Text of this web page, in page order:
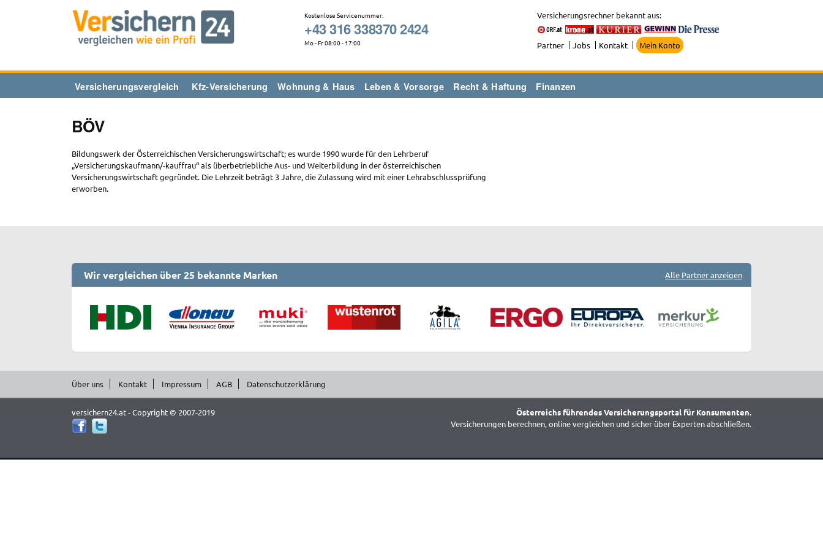
Kostenlose Servicenummer:
+43 316 338370 2424
Mo - Fr 08:00 - 17:00
Versicherungsrechner bekannt aus:
Partner Jobs Kontakt Mein Konto
Versicherungsvergleich Kfz-Versicherung Wohnung & Haus Leben & Vorsorge Recht & Haftung Finanzen
BÖV
Bildungswerk der Österreichischen Versicherungswirtschaft; es wurde 1990 wurde für den Lehrberuf
„Versicherungskaufmann/-kauffrau“ als überbetriebliche Aus- und Weiterbildung in der österreichischen
Versicherungswirtschaft gegründet. Die Lehrzeit beträgt 3 Jahre, die Zulassung wird mit einer Lehrabschlussprüfung
erworben.
Wir vergleichen über 25 bekannte Marken Alle Partner anzeigen
Über uns Kontakt Impressum AGB Datenschutzerklärung
versichern24.at - Copyright © 2007-2019
Österreichs führendes Versicherungsportal für Konsumenten.
Versicherungen berechnen, online vergleichen und sicher über Experten abschließen.